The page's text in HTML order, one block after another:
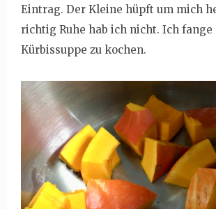
Eintrag. Der Kleine hüpft um mich
richtig Ruhe hab ich nicht. Ich fange
Kürbissuppe zu kochen.